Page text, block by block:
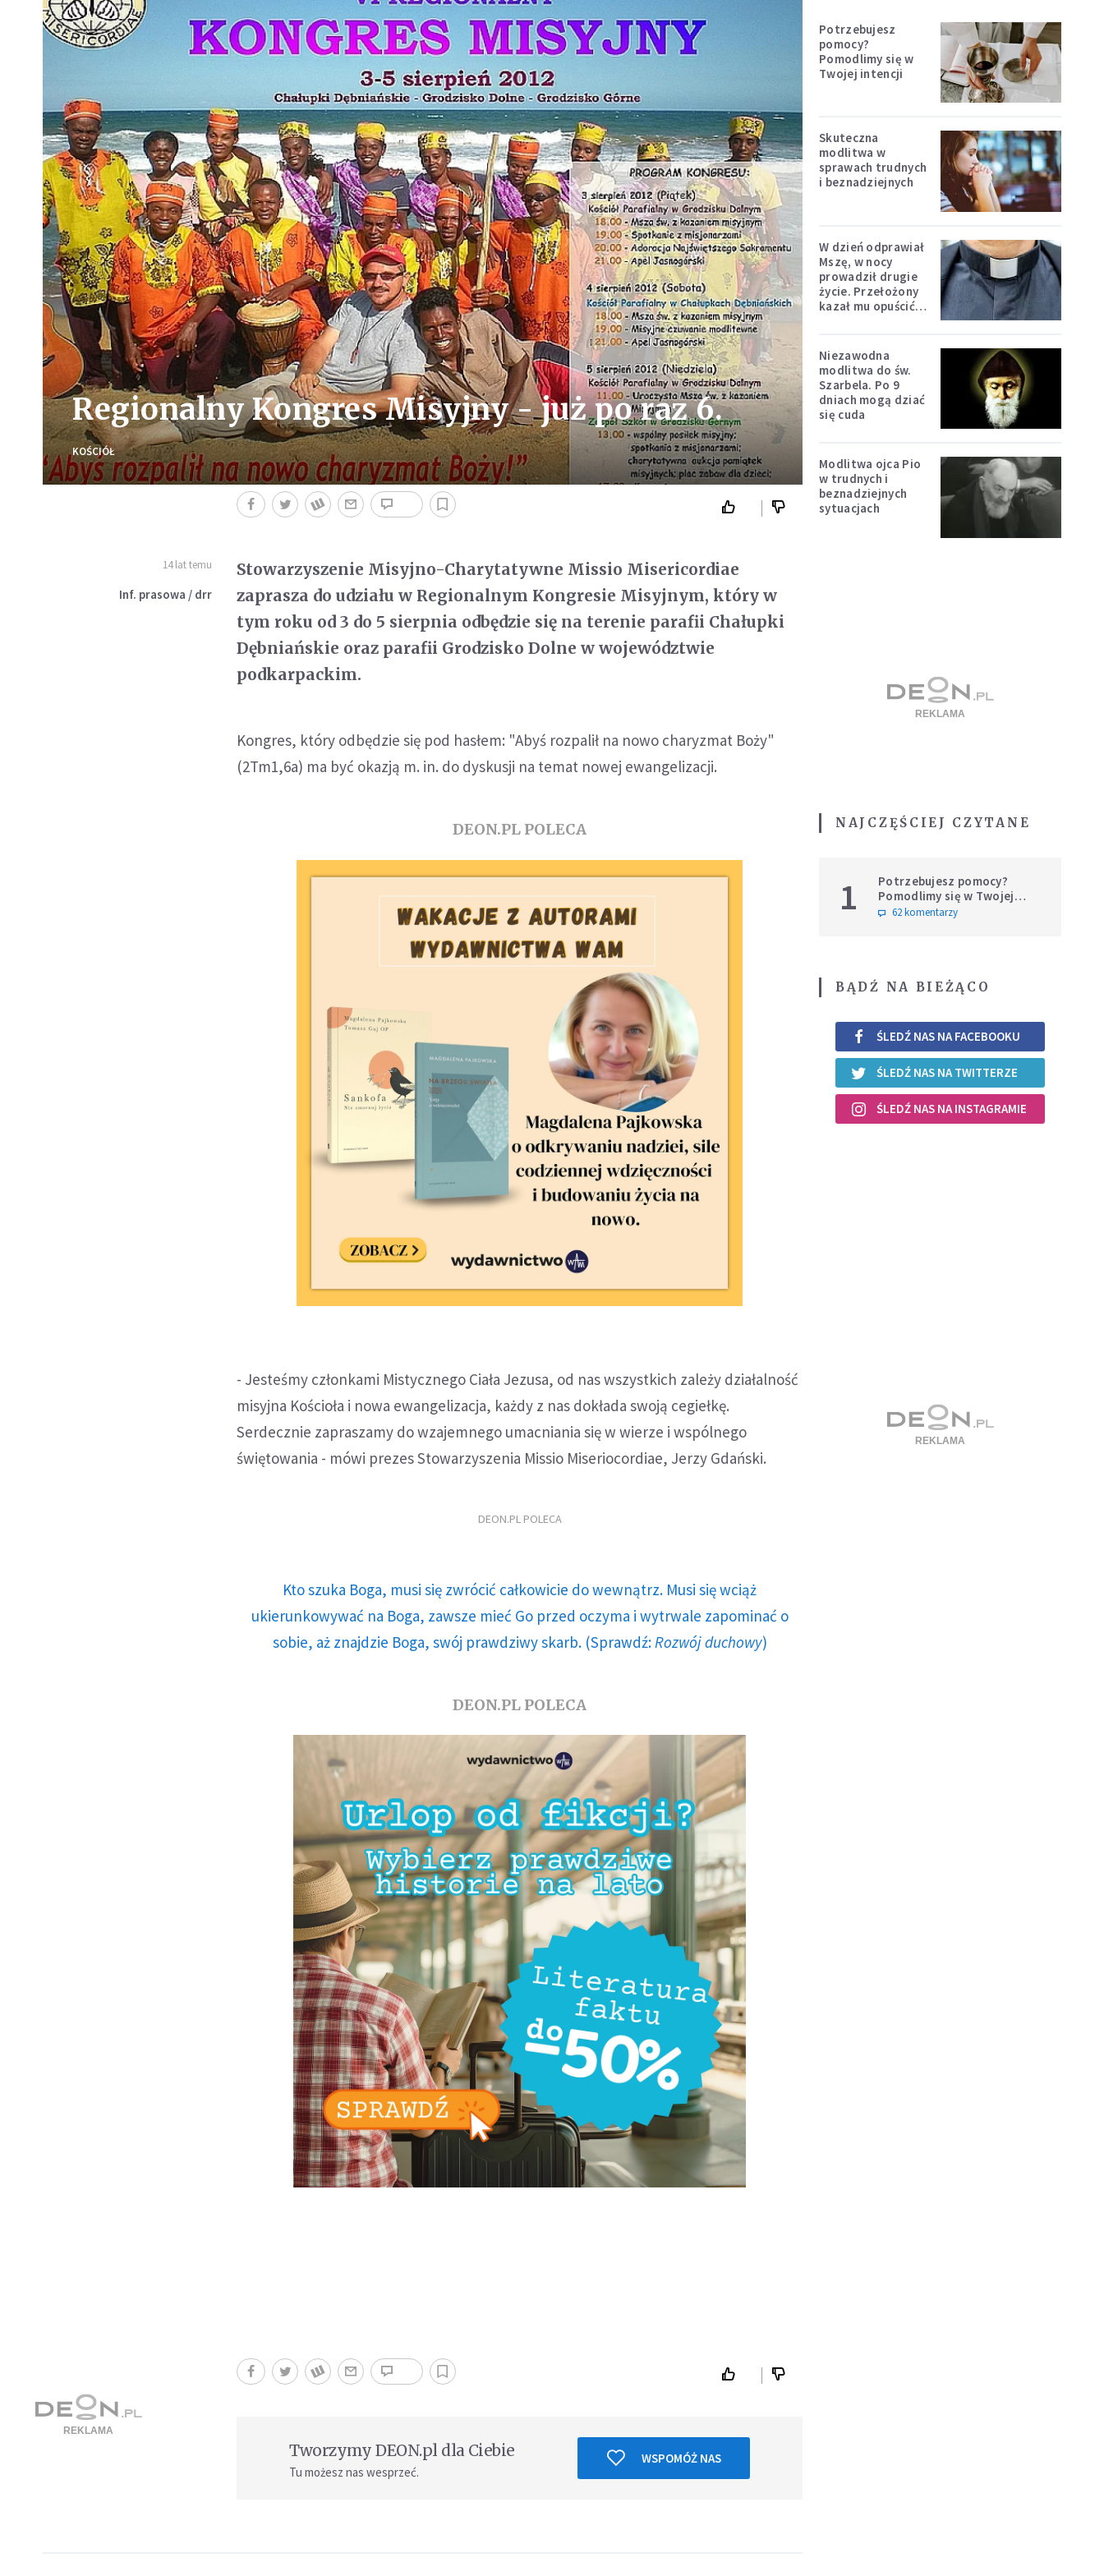
Regionalny Kongres Misyjny - już po raz 6.
KOŚCIÓŁ
14 lat temu
Inf. prasowa / drr
Stowarzyszenie Misyjno-Charytatywne Missio Misericordiae
zaprasza do udziału w Regionalnym Kongresie Misyjnym, który w
tym roku od 3 do 5 sierpnia odbędzie się na terenie parafii Chałupki
Dębniańskie oraz parafii Grodzisko Dolne w województwie
podkarpackim.
Kongres, który odbędzie się pod hasłem: "Abyś rozpalił na nowo charyzmat Boży"
(2Tm1,6a) ma być okazją m. in. do dyskusji na temat nowej ewangelizacji.
DEON.PL POLECA
- Jesteśmy członkami Mistycznego Ciała Jezusa, od nas wszystkich zależy działalność
misyjna Kościoła i nowa ewangelizacja, każdy z nas dokłada swoją cegiełkę.
Serdecznie zapraszamy do wzajemnego umacniania się w wierze i wspólnego
świętowania - mówi prezes Stowarzyszenia Missio Miseriocordiae, Jerzy Gdański.
DEON.PL POLECA
Kto szuka Boga, musi się zwrócić całkowicie do wewnątrz. Musi się wciąż
ukierunkowywać na Boga, zawsze mieć Go przed oczyma i wytrwale zapominać o
sobie, aż znajdzie Boga, swój prawdziwy skarb. (Sprawdź: Rozwój duchowy)
DEON.PL POLECA
Tworzymy DEON.pl dla Ciebie
Tu możesz nas wesprzeć.
WSPOMÓŻ NAS
Potrzebujesz
pomocy?
Pomodlimy się w
Twojej intencji
Skuteczna
modlitwa w
sprawach trudnych
i beznadziejnych
W dzień odprawiał
Mszę, w nocy
prowadził drugie
życie. Przełożony
kazał mu opuścić
Niezawodna
modlitwa do św.
Szarbela. Po 9
dniach mogą dziać
się cuda
Modlitwa ojca Pio
w trudnych i
beznadziejnych
sytuacjach
NAJCZĘŚCIEJ CZYTANE
1
Potrzebujesz pomocy?
Pomodlimy się w Twojej
intencji
62 komentarzy
BĄDŹ NA BIEŻĄCO
ŚLEDŹ NAS NA FACEBOOKU
ŚLEDŹ NAS NA TWITTERZE
ŚLEDŹ NAS NA INSTAGRAMIE